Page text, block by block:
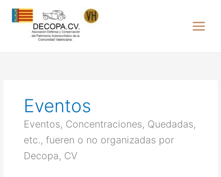
Eventos
Eventos, Concentraciones, Quedadas,
etc., fueren o no organizadas por
Decopa, CV